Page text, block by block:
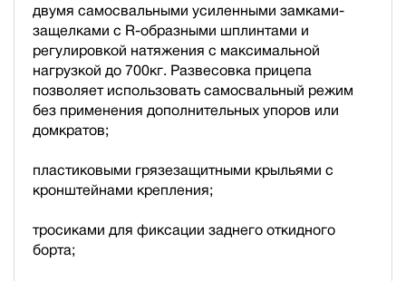
двумя самосвальными усиленными замками-
защелками с R-образными шплинтами и
регулировкой натяжения с максимальной
нагрузкой до 700кг. Развесовка прицепа
позволяет использовать самосвальный режим
без применения дополнительных упоров или
домкратов;
пластиковыми грязезащитными крыльями с
кронштейнами крепления;
тросиками для фиксации заднего откидного
борта;